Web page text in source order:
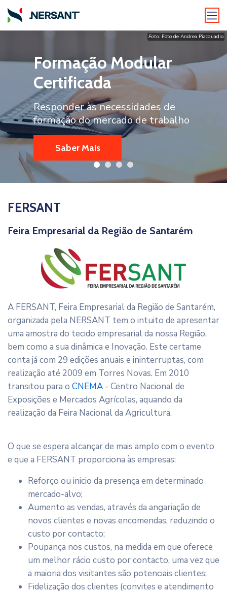
Formação Modular
Certificada
Responder às necessidades de
formação do mercado de trabalho
Saber Mais
Foto: Foto de Andrea Piacquadio
Adesão NERSANT
Torne-se nosso associado
Saber Mais
Foto:Sora Shimazaki
Sucessão em
Empresas Familiares
Pós-Graduação
Sucessão em
Empresas Familiares
Pós-Graduação
FERSANT
Feira Empresarial da Região de Santarém
A FERSANT, Feira Empresarial da Região de Santarém,
organizada pela NERSANT tem o intuito de apresentar
uma amostra do tecido empresarial da nossa Região,
bem como a sua dinâmica e Inovação. Este certame
conta já com 29 edições anuais e ininterruptas, com
realização até 2009 em Torres Novas. Em 2010
transitou para o CNEMA - Centro Nacional de
Exposições e Mercados Agrícolas, aquando da
realização da Feira Nacional da Agricultura.
O que se espera alcançar de mais amplo com o evento
e que a FERSANT proporciona às empresas:
Reforço ou inicio da presença em determinado
mercado-alvo;
Aumento as vendas, através da angariação de
novos clientes e novas encomendas, reduzindo o
custo por contacto;
Poupança nos custos, na medida em que oferece
um melhor rácio custo por contacto, uma vez que
a maioria dos visitantes são potenciais clientes;
Fidelização dos clientes (convites e atendimento